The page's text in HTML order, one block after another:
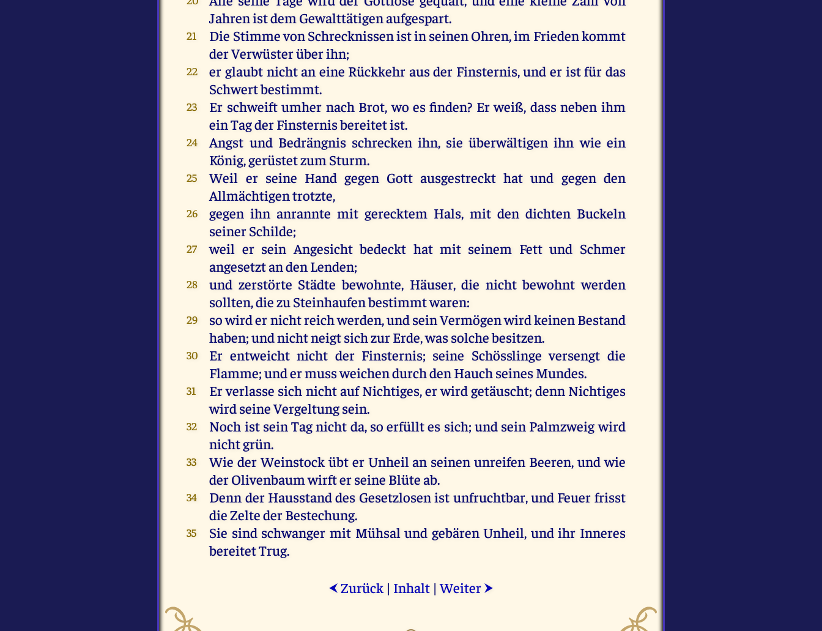
Jahrenistdem Gewalttätigenaufgespart.
21 Die Stimmevon Schrecknissenistin seinen Ohren,im Friedenkommt
derVerwüsterüberihn;
22 er glaubt nichtan eine Rückkehr ausder Finsternis,und er istfür das
Schwertbestimmt.
23 Er schweiftumher nach Brot,wo es finden? Er weiß, dassneben ihm
einTagderFinsternisbereitetist.
24 Angst und Bedrängnis schrecken ihn, sie überwältigen ihn wie ein
König,gerüstetzum Sturm.
25 Weil er seine Hand gegen Gott ausgestreckt hat und gegen den
Allmächtigentrotzte,
26 gegen ihn anranntemit gerecktem Hals, mit den dichten Buckeln
seinerSchilde;
27 weil er sein Angesicht bedeckt hat mit seinem Fett und Schmer
angesetztanden Lenden;
28 und zerstörte Städte bewohnte, Häuser,die nicht bewohnt werden
sollten,diezu Steinhaufenbestimmtwaren:
29 sowirdernichtreichwerden,und seinVermögenwirdkeinen Bestand
haben;undnichtneigtsichzurErde,wassolchebesitzen.
30 Er entweichtnicht der Finsternis; seine Schösslingeversengt die
Flamme;undermussweichendurchden Hauch seinesMundes.
31 Erverlasse sich nichtauf Nichtiges,erwird getäuscht; denn Nichtiges
wird seineVergeltungsein.
32 Noch ist sein Tagnicht da, so erfülltes sich; und sein Palmzweigwird
nichtgrün.
33 Wie der Weinstock übt er Unheil an seinen unreifen Beeren, und wie
derOlivenbaumwirfterseine Blüteab.
34 Denn derHausstanddes Gesetzlosenist unfruchtbar,und Feuer frisst
dieZeltederBestechung.
35 Sie sind schwanger mit Mühsal und gebären Unheil, und ihr Inneres
bereitetTrug.
⮜ Zurück | Inhalt |Weiter ⮞